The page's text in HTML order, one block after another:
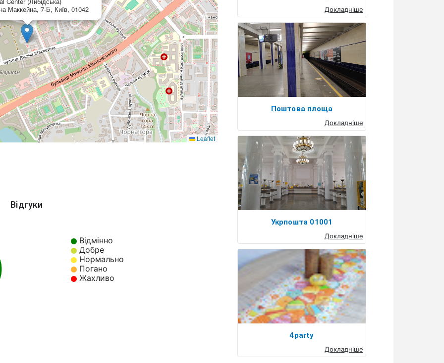
Маккейна, 7-Б, Київ, 01042
Leaflet
Відгуки
Відмінно
Добре
Нормально
Погано
Жахливо
Докладніше
Поштова площа
Докладніше
Укрпошта 01001
Докладніше
4party
Докладніше